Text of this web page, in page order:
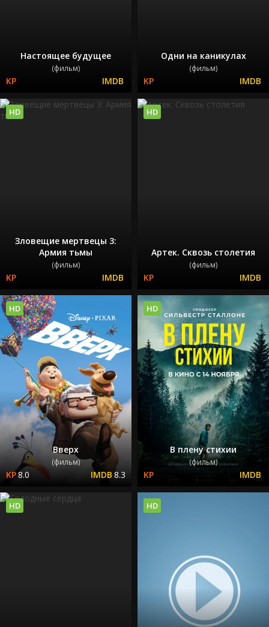
Настоящее будущее
(фильм)
Одни на каникулах
(фильм)
Зловещие мертвецы 3:
Армия тьмы
(фильм)
HD
Артек. Сквозь столетия
(фильм)
HD
Вверх
(фильм)
8.0 8.3
HD
В плену стихии
(фильм)
HD
HD HD